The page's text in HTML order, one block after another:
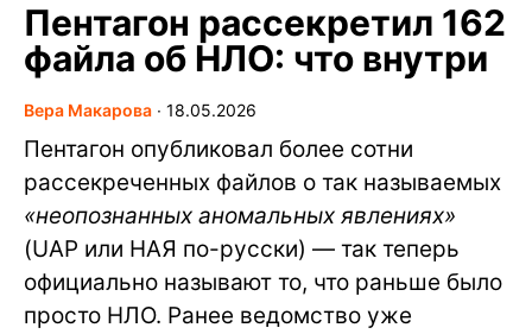
Пентагон рассекретил 162
файла об НЛО: что внутри
Вера Макарова ∙ 18.05.2026
Пентагон опубликовал более сотни
рассекреченных файлов о так называемых
«неопознанных аномальных явлениях»
(UAP или НАЯ по-русски) — так теперь
официально называют то, что раньше было
просто НЛО. Ранее ведомство уже